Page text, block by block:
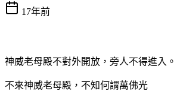
17年前
神威老母殿不對外開放，旁人不得進入。
不來神威老母殿，不知何謂萬佛光